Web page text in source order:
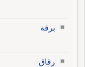
برقة
رقاق